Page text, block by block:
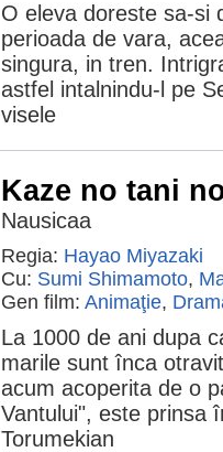
O eleva doreste sa-si
perioada de vara,
singura, in tren.
astfel intalnindu-l pe
visele
Kaze no tani
Nausicaa
Regia: Hayao Miyazaki
Cu: Sumi Shimamoto,
Gen film: Animaţie,
La 1000 de ani dupa
marile sunt înca
acum acoperita de o
Vantului", este prinsa
Torumekian